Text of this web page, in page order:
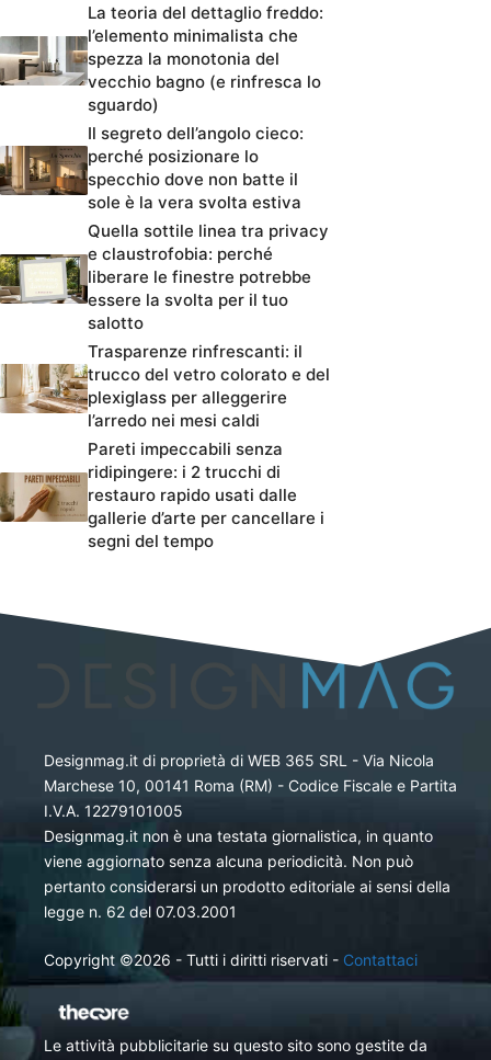
La teoria del dettaglio freddo:
l’elemento minimalista che
spezza la monotonia del
vecchio bagno (e rinfresca lo
sguardo)
Il segreto dell’angolo cieco:
perché posizionare lo
specchio dove non batte il
sole è la vera svolta estiva
Quella sottile linea tra privacy
e claustrofobia: perché
liberare le finestre potrebbe
essere la svolta per il tuo
salotto
Trasparenze rinfrescanti: il
trucco del vetro colorato e del
plexiglass per alleggerire
l’arredo nei mesi caldi
Pareti impeccabili senza
ridipingere: i 2 trucchi di
restauro rapido usati dalle
gallerie d’arte per cancellare i
segni del tempo
Designmag.it di proprietà di WEB 365 SRL - Via Nicola
Marchese 10, 00141 Roma (RM) - Codice Fiscale e Partita
I.V.A. 12279101005
Designmag.it non è una testata giornalistica, in quanto
viene aggiornato senza alcuna periodicità. Non può
pertanto considerarsi un prodotto editoriale ai sensi della
legge n. 62 del 07.03.2001
Copyright ©2026 - Tutti i diritti riservati - Contattaci
Le attività pubblicitarie su questo sito sono gestite da